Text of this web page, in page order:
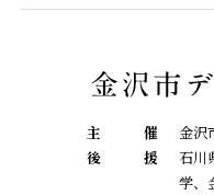
主 催
金沢
後
援
石川
学、